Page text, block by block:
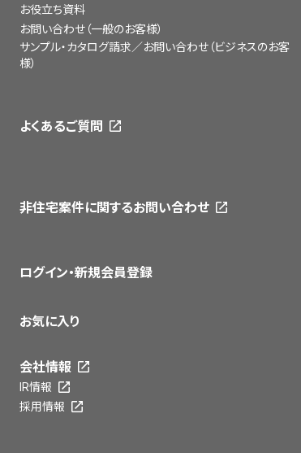
お役立ち資料
お問い合わせ（一般のお客様）
サンプル・カタログ請求／お問い合わせ（ビジネスのお客
様）
よくあるご質問
非住宅案件に関するお問い合わせ
ログイン・新規会員登録
お気に入り
会社情報
IR情報
採用情報